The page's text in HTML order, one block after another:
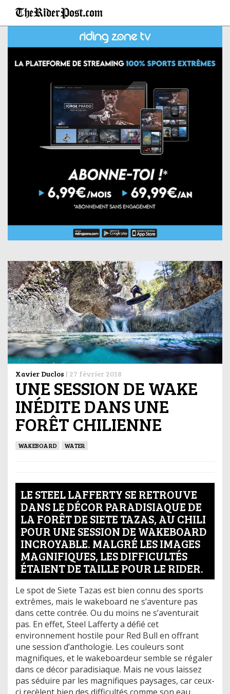
Xavier Duclos | 27 février 2018
UNE SESSION DE WAKE
INÉDITE DANS UNE
FORÊT CHILIENNE
WAKEBOARD WATER
LE STEEL LAFFERTY SE RETROUVE
DANS LE DÉCOR PARADISIAQUE DE
LA FORÊT DE SIETE TAZAS, AU CHILI
POUR UNE SESSION DE WAKEBOARD
INCROYABLE. MALGRÉ LES IMAGES
MAGNIFIQUES, LES DIFFICULTÉS
ÉTAIENT DE TAILLE POUR LE RIDER.
Le spot de Siete Tazas est bien connu des sports
extrêmes, mais le wakeboard ne s’aventure pas
dans cette contrée. Ou du moins ne s’aventurait
pas. En effet, Steel Lafferty a défié cet
environnement hostile pour Red Bull en offrant
une session d’anthologie. Les couleurs sont
magnifiques, et le wakeboardeur semble se régaler
dans ce décor paradisiaque. Mais ne vous laissez
pas séduire par les magnifiques paysages, car ceux-